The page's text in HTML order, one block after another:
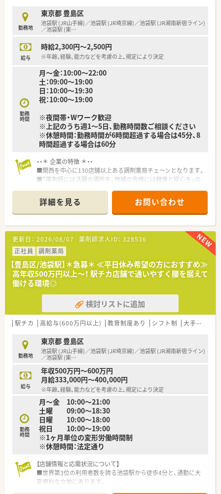
の高い医療サービスを提供し続けている法人となります。
【勤務実態について】
るため仕事終わりのプライベートな時間を充実させられます。
■土曜日は17時までの短縮営業となっており、週末の時間を有
■一人薬剤師となる時間帯も存在しますが、事務スタッフとの連
携が非常にスムーズであるため安心して業務に取り組めます。
勤務地
東京都 豊島区
池袋駅 (JR山手線)／池袋駅 (JR埼京線)／池袋駅 (JR湘南新宿ライン)
／池袋駅 (東…
給与
時給2,300円～2,500円
※年齢、経験、能力などを考慮の上、規定により決定
勤務
時間
月～金：10:00～22:00
土：09:00～19:00
日：10:00～19:30
祝：10:00～19:00
※夜間帯・Wワーク歓迎
※上記のうち週1～5日、勤務時間数ご相談ください
※休憩時間：勤務時間が6時間超過する場合は45分、8
時間超過する場合は60分
・・＊ 企業の特徴 ＊・・
■関西を中心に130店舗以上ある調剤薬局チェーンとなります。
■「薬剤師には活躍の場所を、地域の皆様には健康と安心を」の
の利益よりまず患者様を第一に考え、地域住民から頼られる薬局
を1店舗でも多く増やす事を目標に運営をおこなっている法人で
す。
■薬局事業の他にも、医師の開業支援事業も手掛けており、クリ
ニックの開院と同時に新規出店をおこないますので、医師との協
力関係が深いのも特徴です。
■店舗づくりにもこだわりを持っており、患者様がお薬を受け取
るまでの時間を少しでもストレスなく過ごして頂く為、内外装共
にオシャレな雰囲気作りを心掛け、海外雑貨などので店舗を楽し
く飾り付けております。
■会社の中には役職が無く、社員からのボトムアップを非常に大
切にされる薬局様です。
■各店舗の従業員のシフト作成など、事務的な作業は本部で一括
しておこなう為、管理薬剤師の業務負担が軽く調剤業務に専念し
て頂ける環境作りを行うなど、 薬剤師様が薬剤師業務特化でき
詳細を見る お問い合わせ
更新日： 2026/08/07 薬剤師求人ID： 328536
正社員
調剤薬局
【豊島区/池袋駅】＊急募＊ ≪平日休み希望の方におすすめ≫
高年収500万円以上～！ 駅チカ店舗で通いやすく腰を据えて
働ける環境◎
検討リストに追加
駅チカ 高給与(600万円以上) 教育制度あり シフト制 大手チェーン以外
勤務地
東京都 豊島区
池袋駅 (JR山手線)／池袋駅 (JR埼京線)／池袋駅 (JR湘南新宿ライン)
／池袋駅 (東…
給与
年収500万円～600万円
月給333,000円～400,000円
※年齢、経験、能力などを考慮の上、規定により決定
勤務
時間
月～金 10:00～21:00
土曜 09:00～18:30
日曜 10:00～18:00
祝日 10:00～19:00
※1ヶ月単位の変形労働時間制
※休憩時間：法定通り
【店舗情報と応需状況について】
■世界第3位の利用者数を誇る池袋駅から徒歩4分と、通勤に大
変便利な立地にあります。